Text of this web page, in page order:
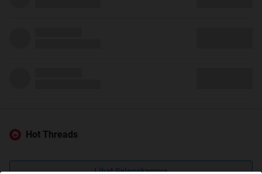
Hot Threads
Lihat Selengkapnya